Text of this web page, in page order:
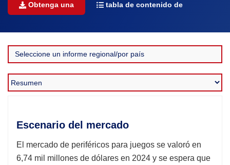
Obtenga una tabla de contenido de
Escenario del mercado
El mercado de periféricos para juegos se valoró en
6,74 mil millones de dólares en 2024 y se espera que